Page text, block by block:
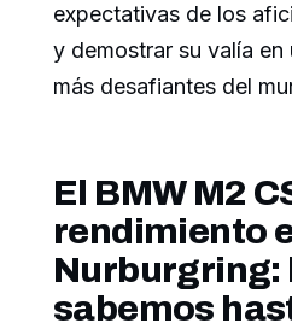
expectativas de los
y demostrar su valía
más desafiantes del
El BMW M2
rendimiento
Nurburgring:
sabemos